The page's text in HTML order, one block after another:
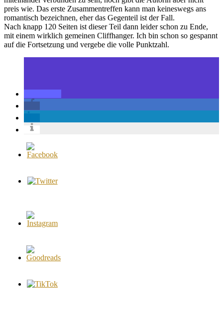
preis wie. Das erste Zusammentreffen kann man keineswegs ans
romantisch bezeichnen, eher das Gegenteil ist der Fall.
Nach knapp 120 Seiten ist dieser Teil dann leider schon zu Ende,
mit einem wirklich gemeinen Cliffhanger. Ich bin schon so gespannt
auf die Fortsetzung und vergebe die volle Punktzahl.